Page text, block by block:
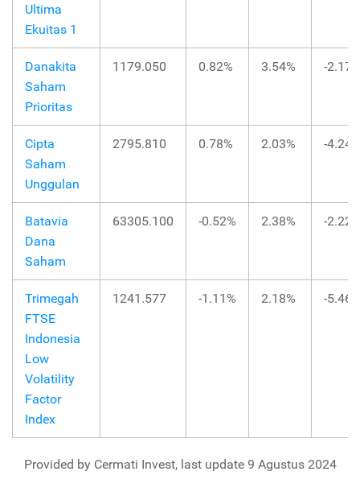
Ultima
Ekuitas 1
Danakita
Saham
Prioritas
1179.050 0.82% 3.54% -
Cipta
Saham
Unggulan
2795.810 0.78% 2.03% -
Batavia
Dana
Saham
63305.100 -0.52% 2.38% -
Trimegah
FTSE
Indonesia
Low
Volatility
Factor
Index
1241.577 -1.11% 2.18% -
Provided by Cermati Invest, last update 9 Agustus 2024